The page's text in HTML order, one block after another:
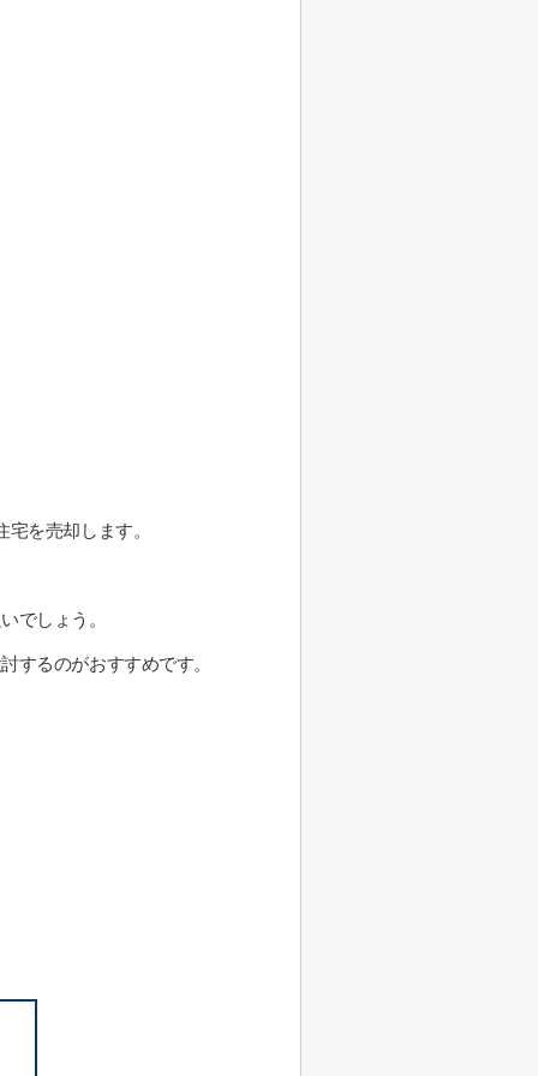
を売却します。
でしょう。
するのがおすすめです。